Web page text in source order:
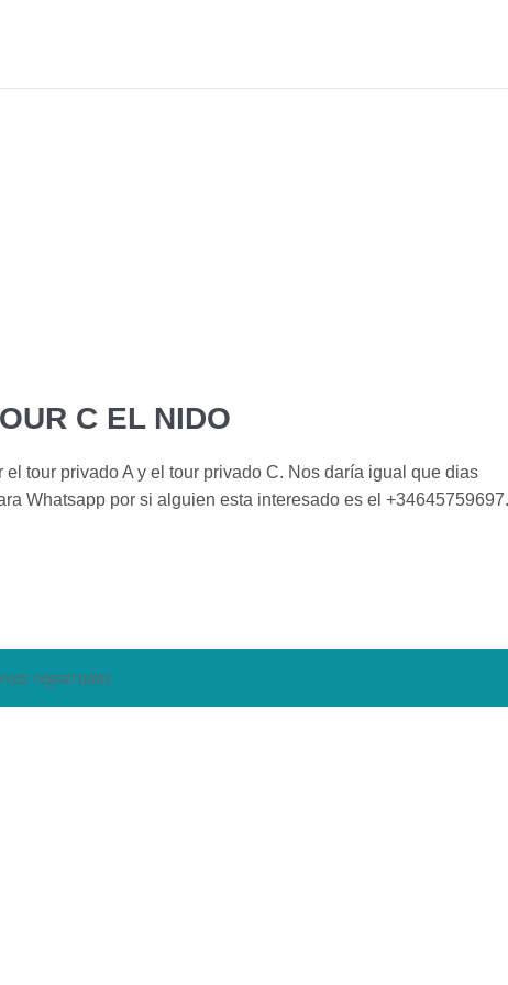
C EL NIDO
tour privado A y el tour privado C. Nos daría igual que dias
Whatsapp por si alguien esta interesado es el
registradas.